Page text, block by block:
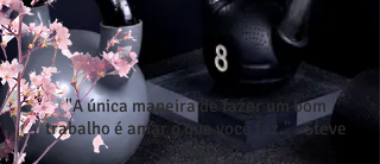
"A única maneira de fazer um bom
trabalho é amar o que você faz." - Steve
Jobs